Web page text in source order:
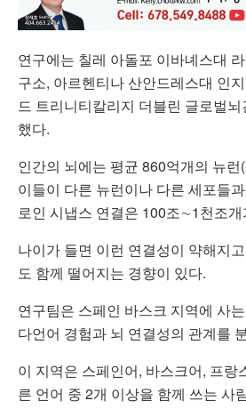
연구에는 칠레 아돌포 이바녜스대
구소, 아르헨티나 산안드레스대 인
드 트리니티칼리지 더블린 글로벌
했다.
인간의 뇌에는 평균 860억개의 뉴
이들이 다른 뉴런이나 다른 세포들
로인 시냅스 연결은 100조∼1천조개
나이가 들면 이런 연결성이 약해지
도 함께 떨어지는 경향이 있다.
연구팀은 스페인 바스크 지역에 사
다언어 경험과 뇌 연결성의 관계를
이 지역은 스페인어, 바스크어, 프랑
른 언어 중 2개 이상을 함께 쓰는 사